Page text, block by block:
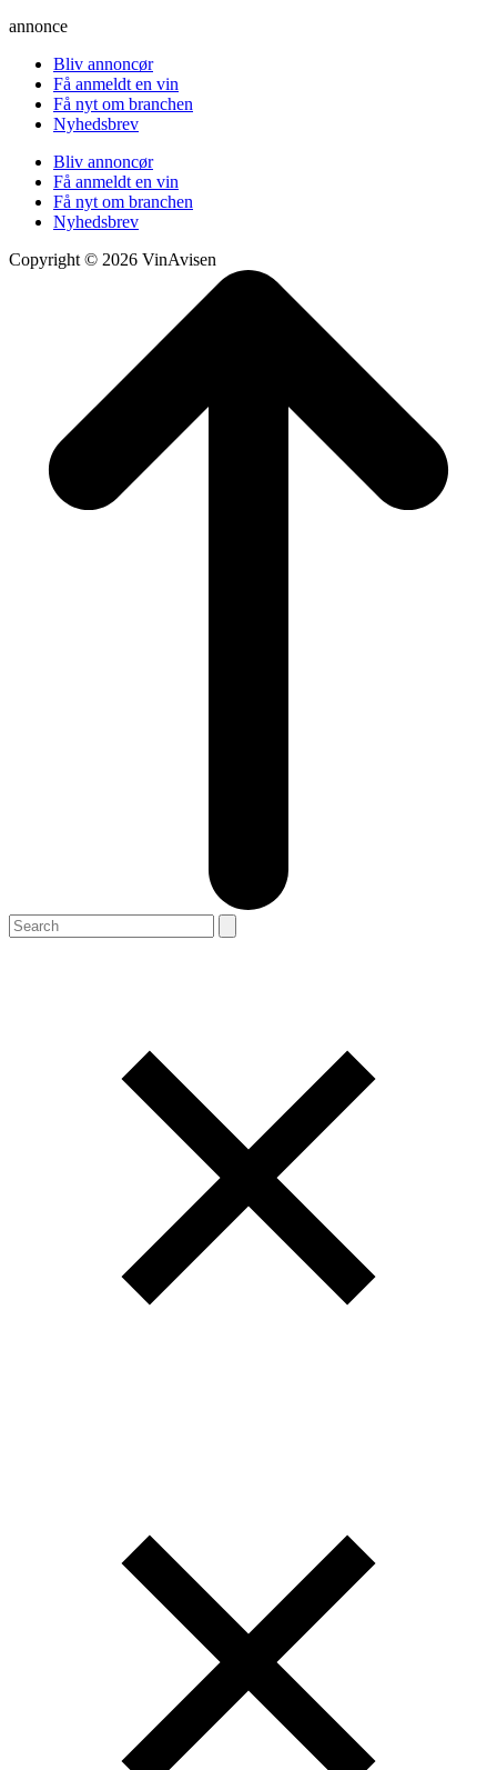
annonce
Bliv annoncør
Få anmeldt en vin
Få nyt om branchen
Nyhedsbrev
Bliv annoncør
Få anmeldt en vin
Få nyt om branchen
Nyhedsbrev
Copyright © 2026 VinAvisen